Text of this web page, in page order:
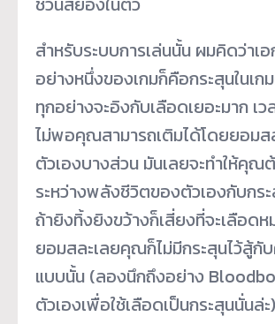
สำหรับระบบการเล่นนั้น ผมคิดว่า
อย่างหนึ่งของเกมก็คือกระสุนในเก
ทุกอย่างจะอิงกับเลือดเยอะมาก เ
ไม่พอคุณสามารถเติมได้โดยยอมส
ตัวเองบางส่วน มันเลยจะทำให้คุณ
ระหว่างพลังชีวิตของตัวเองกับกระ
ถ้ายิงทิ้งยิงขว้างก็เสี่ยงที่จะเลือด
ยอมสละเลยคุณก็ไม่มีกระสุนไว้สู้กั
แบบนั้น (ลองนึกถึงอย่าง
ตัวเองเพื่อใช้เลือดเป็นกระสุนนั่นล่ะ)